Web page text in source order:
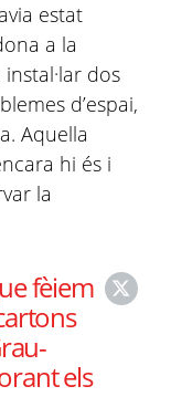
estat
a la
dos
d’espai,
Aquella
hi és i
la
fèiem
els